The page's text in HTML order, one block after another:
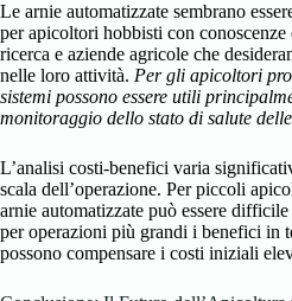
Le arnie automatizzate sembrano
per apicoltori hobbisti con
ricerca e aziende agricole che
nelle loro attività. Per gli apicoltori
sistemi possono essere utili
monitoraggio dello stato di salute
L’analisi costi-benefici varia
scala dell’operazione. Per piccoli
arnie automatizzate può essere
per operazioni più grandi i benefici in
possono compensare i costi iniziali